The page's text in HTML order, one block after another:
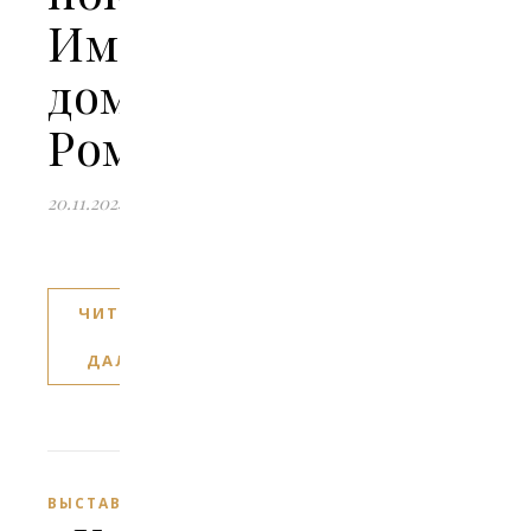
Императорского
дома
Романовых»
20.11.2024
ЧИТАТЬ
ДАЛЕЕ
ВЫСТАВКИ